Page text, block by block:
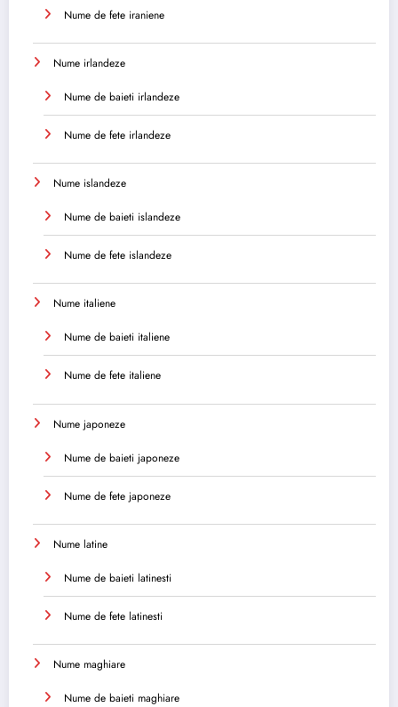
Nume de fete iraniene
Nume irlandeze
Nume de baieti irlandeze
Nume de fete irlandeze
Nume islandeze
Nume de baieti islandeze
Nume de fete islandeze
Nume italiene
Nume de baieti italiene
Nume de fete italiene
Nume japoneze
Nume de baieti japoneze
Nume de fete japoneze
Nume latine
Nume de baieti latinesti
Nume de fete latinesti
Nume maghiare
Nume de baieti maghiare